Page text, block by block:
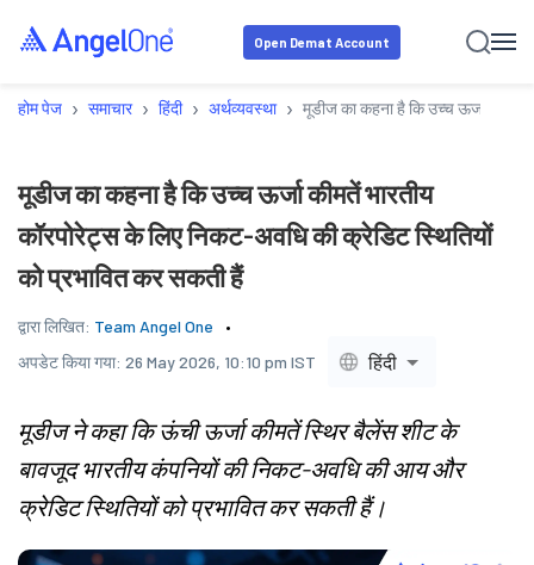
Open Demat Account
होम पेज › समाचार › हिंदी › अर्थव्यवस्था › मूडीज का कहना है कि उच्च ऊर्जा कीमतें
मूडीज का कहना है कि उच्च ऊर्जा कीमतें भारतीय
कॉरपोरेट्स के लिए निकट-अवधि की क्रेडिट स्थितियों
को प्रभावित कर सकती हैं
द्वारा लिखित: Team Angel One
अपडेट किया गया: 26 May 2026, 10:10 pm IST हिंदी
मूडीज ने कहा कि ऊंची ऊर्जा कीमतें स्थिर बैलेंस शीट के
बावजूद भारतीय कंपनियों की निकट-अवधि की आय और
क्रेडिट स्थितियों को प्रभावित कर सकती हैं।